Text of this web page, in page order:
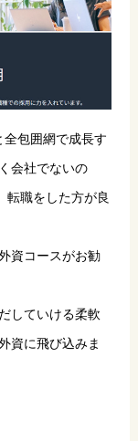
包囲網で成長す
会社でないの
転職をした方が良
資コースがお勧
していける柔軟
資に飛び込みま